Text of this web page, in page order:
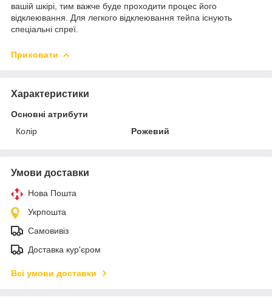
вашій шкірі, тим важче буде проходити процес його
відклеювання. Для легкого відклеювання тейпа існують
спеціальні спреї.
Приховати
Характеристики
Основні атрибути
Колір
Рожевий
Умови доставки
Нова Пошта
Укрпошта
Самовивіз
Доставка кур'єром
Всі умови доставки